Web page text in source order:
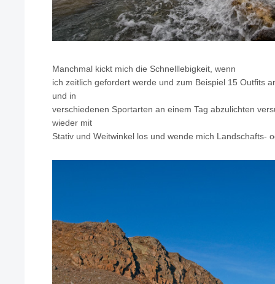
Manchmal kickt mich die Schnelllebigkeit, wenn
ich zeitlich gefordert werde und zum Beispiel 15 Outfits
und in
verschiedenen Sportarten an einem Tag abzulichten
wieder mit
Stativ und Weitwinkel los und wende mich Landschafts-